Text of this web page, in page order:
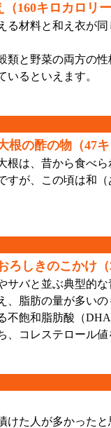
160キロカロリ
材料と和え衣が
と野菜の両方の
いるといえます。
根の酢の物（47
は、昔から食べ
すが、この頃は和
ろしきのこかけ
バと並ぶ典型的
、脂肪の量が多い
不飽和脂肪酸（
、コレステロール
た人が多かった